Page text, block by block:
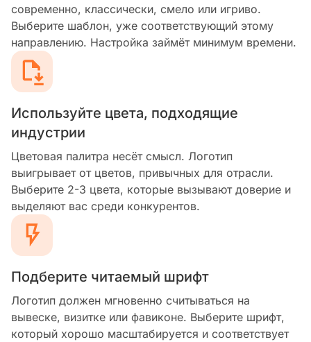
современно, классически, смело или игриво.
Выберите шаблон, уже соответствующий этому
направлению. Настройка займёт минимум времени.
Используйте цвета, подходящие
индустрии
Цветовая палитра несёт смысл. Логотип
выигрывает от цветов, привычных для отрасли.
Выберите 2-3 цвета, которые вызывают доверие и
выделяют вас среди конкурентов.
Подберите читаемый шрифт
Логотип должен мгновенно считываться на
вывеске, визитке или фавиконе. Выберите шрифт,
который хорошо масштабируется и соответствует